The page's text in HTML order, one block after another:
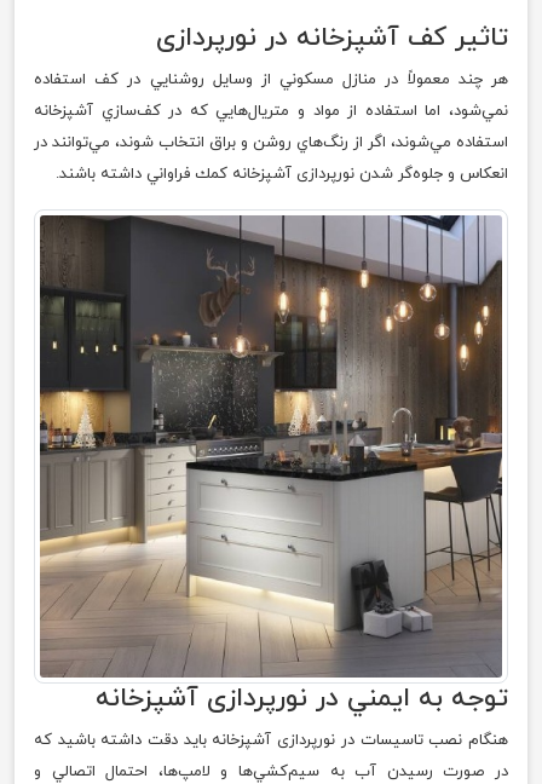
تاثير كف آشپزخانه در نور‌پردازی
هر چند معمولاً در منازل مسكوني از وسايل روشنايي در كف استفاده
نمي‌شود، اما استفاده از مواد و متريال‌هايي كه در كف‌سازي آشپزخانه
استفاده مي‌شوند، اگر از رنگ‌هاي روشن و براق انتخاب شوند، مي‌توانند در
انعكاس و جلوه‌گر شدن نورپردازی آشپزخانه كمك فراواني داشته باشند.
توجه به ايمني در نور‌پردازی آشپزخانه
هنگام نصب تاسيسات در نورپردازی آشپزخانه بايد دقت داشته باشيد که
در صورت رسيدن آب به سيم‌كشي‌ها و لامپ‌ها، احتمال اتصالي و